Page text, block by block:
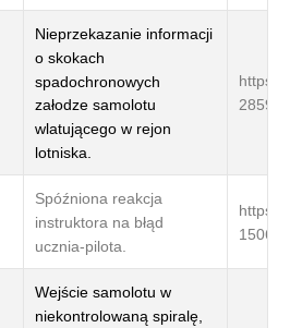
Nieprzekazanie informacji
o skokach
spadochronowych
załodze samolotu
wlatującego w rejon
lotniska.
https://
2859/
Spóźniona reakcja
instruktora na błąd
ucznia-pilota.
https://
1506/
Wejście samolotu w
niekontrolowaną spiralę,